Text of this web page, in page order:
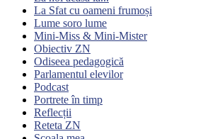
La Sfat cu oameni frumoși
Lume soro lume
Mini-Miss & Mini-Mister
Obiectiv ZN
Odiseea pedagogică
Parlamentul elevilor
Podcast
Portrete în timp
Reflecții
Reteta ZN